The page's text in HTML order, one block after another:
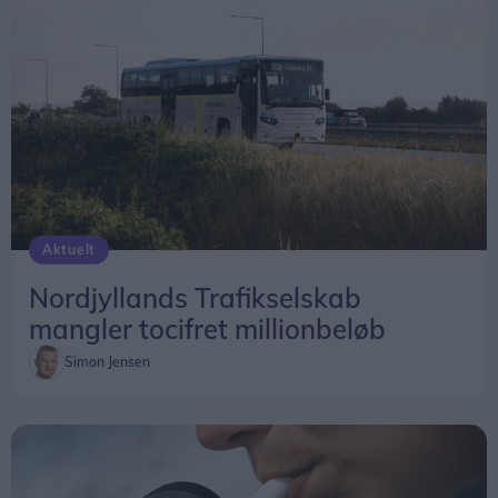
”Som en havmåge” og hendes første roman
”Sådan én ræven har skidt” kan købes online samt
i førende boghandlere landet over.
Aktuelt
Nordjyllands Trafikselskab
mangler tocifret millionbeløb
Simon Jensen